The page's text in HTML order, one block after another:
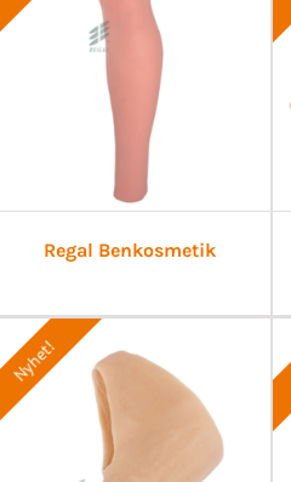
Regal Benkosmetik
Nyhet!